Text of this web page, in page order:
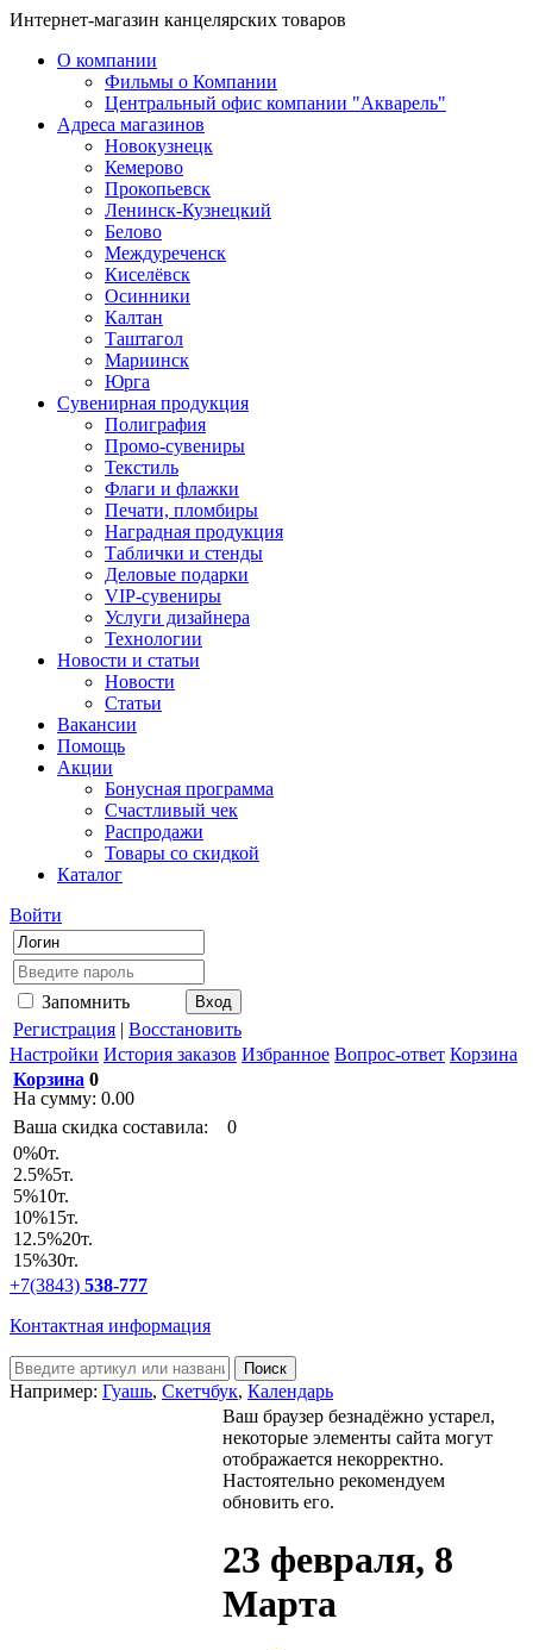
Интернет-магазин канцелярских товаров
О компании
Фильмы о Компании
Центральный офис компании "Акварель"
Адреса магазинов
Новокузнецк
Кемерово
Прокопьевск
Ленинск-Кузнецкий
Белово
Междуреченск
Киселёвск
Осинники
Калтан
Таштагол
Мариинск
Юрга
Сувенирная продукция
Полиграфия
Промо-сувениры
Текстиль
Флаги и флажки
Печати, пломбиры
Наградная продукция
Таблички и стенды
Деловые подарки
VIP-сувениры
Услуги дизайнера
Технологии
Новости и статьи
Новости
Статьи
Вакансии
Помощь
Акции
Бонусная программа
Счастливый чек
Распродажи
Товары со скидкой
Каталог
Войти
Запомнить
Регистрация | Восстановить
Настройки История заказов Избранное Вопрос-ответ Корзина
Корзина 0
На сумму: 0.00
Ваша скидка составила:
0
0%0т.
2.5%5т.
5%10т.
10%15т.
12.5%20т.
15%30т.
+7(3843) 538-777
Контактная информация
Например: Гуашь, Скетчбук, Календарь
Ваш браузер безнадёжно устарел,
некоторые элементы сайта могут
отображается некорректно.
Настоятельно рекомендуем
обновить его.
23 февраля, 8
Марта